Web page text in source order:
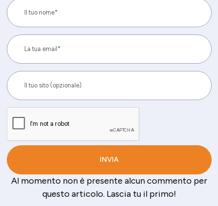
Al momento non è presente alcun commento per
questo articolo. Lascia tu il primo!